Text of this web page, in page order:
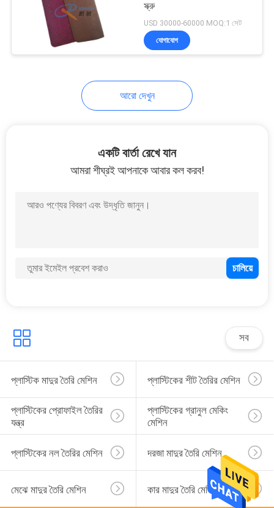
পিভিসি বোর্ড মেকিং মেশিন
পিপি শীট তৈরির মেশিন
পিই শীট মেশিন
পিভিসি ওয়াটারস্টপস মেকিং
7
স্ক্রু
USD 30000-60000 MOQ:1 সেট
যোগাযোগ
আরো দেখুন
একটি বার্তা রেখে যান
আমরা শীঘ্রই আপনাকে আবার কল করব!
সব
প্লাস্টিক মাদুর তৈরি মেশিন প্লাস্টিকের শীট তৈরির মেশিন
প্লাস্টিকের প্রোফাইল তৈরির
যন্ত্র
প্লাস্টিকের গ্রানুল মেকিং
মেশিন
প্লাস্টিকের নল তৈরির মেশিন দরজা মাদুর তৈরি মেশিন
মেঝে মাদুর তৈরি মেশিন কার মাদুর তৈরি মেশিন